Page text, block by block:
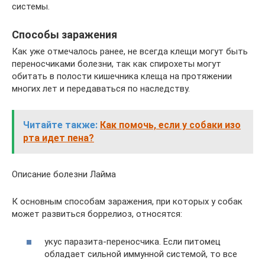
системы.
Способы заражения
Как уже отмечалось ранее, не всегда клещи могут быть
переносчиками болезни, так как спирохеты могут
обитать в полости кишечника клеща на протяжении
многих лет и передаваться по наследству.
Читайте также: Как помочь, если у собаки изо
рта идет пена?
Описание болезни Лайма
К основным способам заражения, при которых у собак
может развиться боррелиоз, относятся:
укус паразита-переносчика. Если питомец
обладает сильной иммунной системой, то все